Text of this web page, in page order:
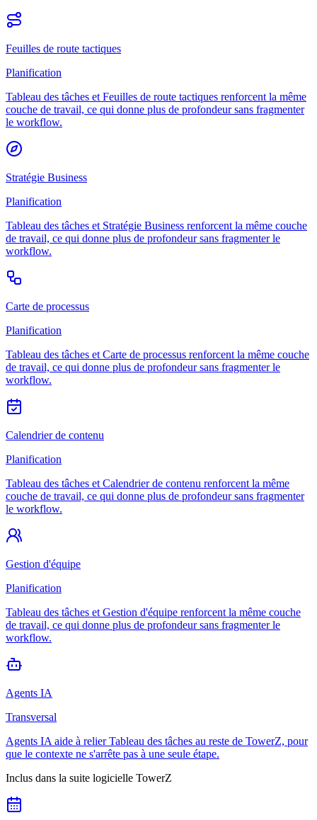
Feuilles de route tactiques
Planification
Tableau des tâches et Feuilles de route tactiques renforcent la même
couche de travail, ce qui donne plus de profondeur sans fragmenter
le workflow.
Stratégie Business
Planification
Tableau des tâches et Stratégie Business renforcent la même couche
de travail, ce qui donne plus de profondeur sans fragmenter le
workflow.
Carte de processus
Planification
Tableau des tâches et Carte de processus renforcent la même couche
de travail, ce qui donne plus de profondeur sans fragmenter le
workflow.
Calendrier de contenu
Planification
Tableau des tâches et Calendrier de contenu renforcent la même
couche de travail, ce qui donne plus de profondeur sans fragmenter
le workflow.
Gestion d'équipe
Planification
Tableau des tâches et Gestion d'équipe renforcent la même couche
de travail, ce qui donne plus de profondeur sans fragmenter le
workflow.
Agents IA
Transversal
Agents IA aide à relier Tableau des tâches au reste de TowerZ, pour
que le contexte ne s'arrête pas à une seule étape.
Inclus dans la suite logicielle TowerZ